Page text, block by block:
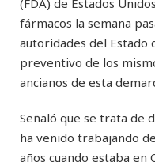
(FDA) de Estados
fármacos la semana
autoridades del Estado
preventivo de los
ancianos de esta
Señaló que se trata de
ha venido trabajando
años cuando estaba en